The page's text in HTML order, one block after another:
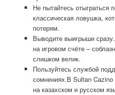
Не пытайтесь отыграться
классическая ловушка,
потерям.
Выводите выигрыши
на игровом счёте –
слишком велик.
Пользуйтесь службой
сомнениях.В Sultan Cazino
на казахском и русском